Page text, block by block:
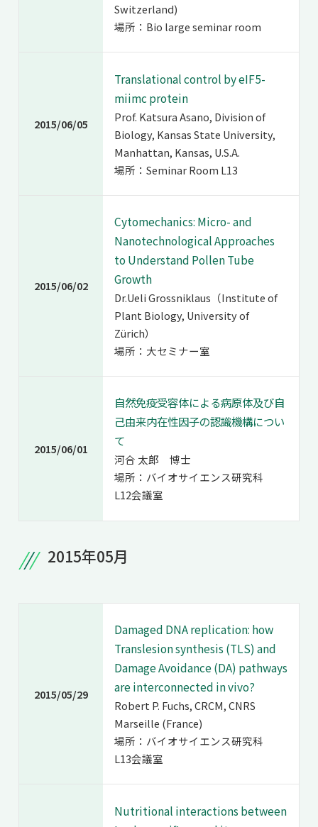
Switzerland)
場所：Bio large seminar room
2015/06/05
Translational control by eIF5-
miimc protein
Prof. Katsura Asano, Division of
Biology, Kansas State University,
Manhattan, Kansas, U.S.A.
場所：Seminar Room L13
2015/06/02
Cytomechanics: Micro- and
Nanotechnological Approaches
to Understand Pollen Tube
Growth
Dr.Ueli Grossniklaus（Institute of
Plant Biology, University of
Zürich）
場所：大セミナー室
2015/06/01
自然免疫受容体による病原体及び自
己由来内在性因子の認識機構につい
て
河合 太郎 博士
場所：バイオサイエンス研究科
L12会議室
2015年05月
2015/05/29
Damaged DNA replication: how
Translesion synthesis (TLS) and
Damage Avoidance (DA) pathways
are interconnected in vivo?
Robert P. Fuchs, CRCM, CNRS
Marseille (France)
場所：バイオサイエンス研究科
L13会議室
Nutritional interactions between